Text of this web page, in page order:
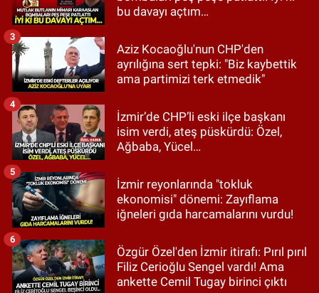
bu davayı açtım…
Aziz Kocaoğlu'nun CHP'den
ayrılığına sert tepki: "Biz kaybettik
ama partimizi terk etmedik"
3
İzmir’de CHP’li eski ilçe başkanı
isim verdi, ateş püskürdü: Özel,
Ağbaba, Yücel…
4
İzmir reyonlarında "tokluk
ekonomisi" dönemi: Zayıflama
iğneleri gıda harcamalarını vurdu!
5
Özgür Özel'den İzmir itirafı: Pırıl pırıl
Filiz Cerioğlu Sengel vardı! Ama
ankette Cemil Tugay birinci çıktı
6